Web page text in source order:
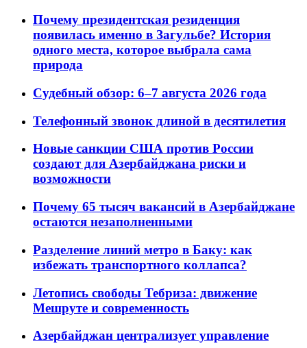
Почему президентская резиденция
появилась именно в Загульбе? История
одного места, которое выбрала сама
природа
Судебный обзор: 6–7 августа 2026 года
Телефонный звонок длиной в десятилетия
Новые санкции США против России
создают для Азербайджана риски и
возможности
Почему 65 тысяч вакансий в Азербайджане
остаются незаполненными
Разделение линий метро в Баку: как
избежать транспортного коллапса?
Летопись свободы Тебриза: движение
Мешруте и современность
Азербайджан централизует управление